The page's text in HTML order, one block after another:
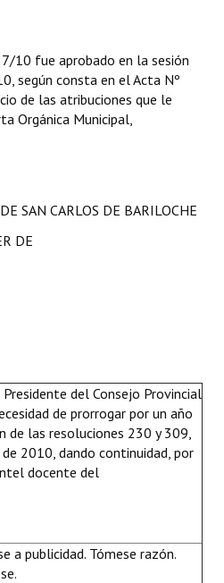
10 fue aprobado en la sesión
según consta en el Acta Nº
de las atribuciones que le
Orgánica Municipal,
SAN CARLOS DE BARILOCHE
DE
Presidente del Consejo Provincial
de prorrogar por un año
de las resoluciones 230 y 309,
2010, dando continuidad, por
docente del
a publicidad. Tómese razón.